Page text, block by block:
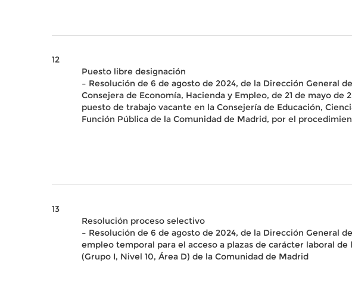
12
Puesto libre designación
– Resolución de 6 de agosto de 2024, de la Dirección General
Consejera de Economía, Hacienda y Empleo, de 21 de mayo de
puesto de trabajo vacante en la Consejería de Educación,
Función Pública de la Comunidad de Madrid, por el
13
Resolución proceso selectivo
– Resolución de 6 de agosto de 2024, de la Dirección General
empleo temporal para el acceso a plazas de carácter laboral
(Grupo I, Nivel 10, Área D) de la Comunidad de Madrid